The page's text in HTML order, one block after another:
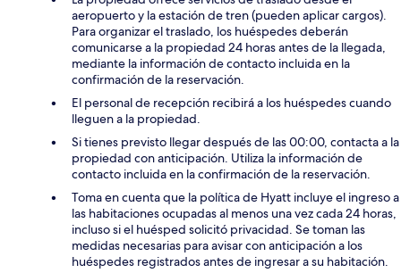
aeropuerto y la estación de tren (pueden aplicar cargos).
Para organizar el traslado, los huéspedes deberán
comunicarse a la propiedad 24 horas antes de la llegada,
mediante la información de contacto incluida en la
confirmación de la reservación.
El personal de recepción recibirá a los huéspedes cuando
lleguen a la propiedad.
Si tienes previsto llegar después de las 00:00, contacta a la
propiedad con anticipación. Utiliza la información de
contacto incluida en la confirmación de la reservación.
Toma en cuenta que la política de Hyatt incluye el ingreso a
las habitaciones ocupadas al menos una vez cada 24 horas,
incluso si el huésped solicitó privacidad. Se toman las
medidas necesarias para avisar con anticipación a los
huéspedes registrados antes de ingresar a su habitación.